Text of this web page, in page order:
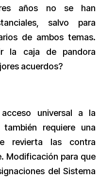
años no se han
salvo para
de ambos temas.
la caja de pandora
acuerdos?
universal a la
requiere una
revierta las contra
Modificación para que
del Sistema